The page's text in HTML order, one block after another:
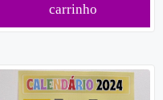
carrinho